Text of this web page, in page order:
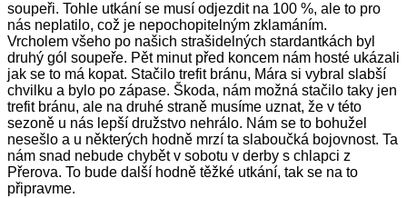
soupeři. Tohle utkání se musí odjezdit na 100 %, ale to pro
nás neplatilo, což je nepochopitelným zklamáním.
Vrcholem všeho po našich strašidelných stardantkách byl
druhý gól soupeře. Pět minut před koncem nám hosté ukázali
jak se to má kopat. Stačilo trefit bránu, Mára si vybral slabší
chvilku a bylo po zápase. Škoda, nám možná stačilo taky jen
trefit bránu, ale na druhé straně musíme uznat, že v této
sezoně u nás lepší družstvo nehrálo. Nám se to bohužel
nesešlo a u některých hodně mrzí ta slaboučká bojovnost. Ta
nám snad nebude chybět v sobotu v derby s chlapci z
Přerova. To bude další hodně těžké utkání, tak se na to
připravme.